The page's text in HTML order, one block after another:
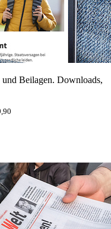
Beilagen. Downloads,